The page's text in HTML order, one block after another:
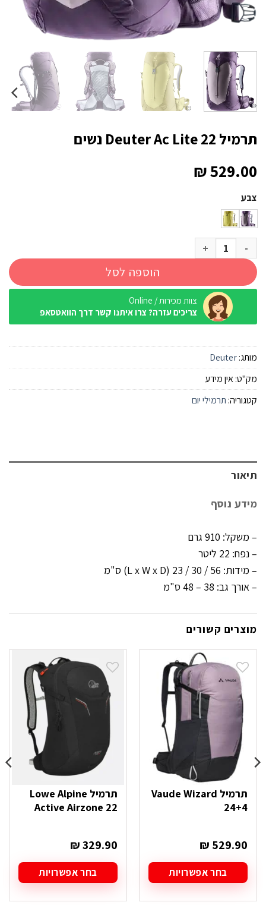
תרמיל Deuter Ac Lite 22 נשים
₪529.00
צבע
כמות של תרמיל Deuter Ac Lite 22 נשים
הוספה לסל
צוות מכירות / Online
צריכים עזרה? צרו איתנו קשר דרך הוואטסאפ
מותג:Deuter
מק"ט:אין מידע
קטגוריה: תרמילי יום
תיאור
מידע נוסף
– משקל: 910 גרם
– נפח: 22 ליטר
– מידות: 56 / 30 / 23 (L x W x D) ס"מ
– אורך גב: 38 – 48 ס"מ
מוצרים קשורים
תרמיל Vaude Wizard
24+4
₪ 529.90
בחר אפשרויות
זה
תרמיל Lowe Alpine
Active Airzone 22
₪329.90
בחר אפשרויות
זה